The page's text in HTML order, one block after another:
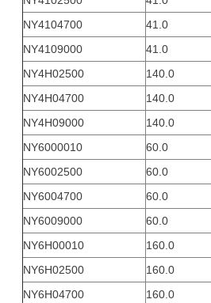
NY4104700
41.0
NY4109000
41.0
NY4H02500
140.0
NY4H04700
140.0
NY4H09000
140.0
NY6000010
60.0
NY6002500
60.0
NY6004700
60.0
NY6009000
60.0
NY6H00010
160.0
NY6H02500
160.0
NY6H04700
160.0